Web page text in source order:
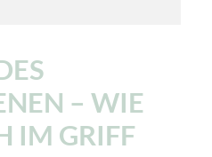
– WIE
IM GRIFF